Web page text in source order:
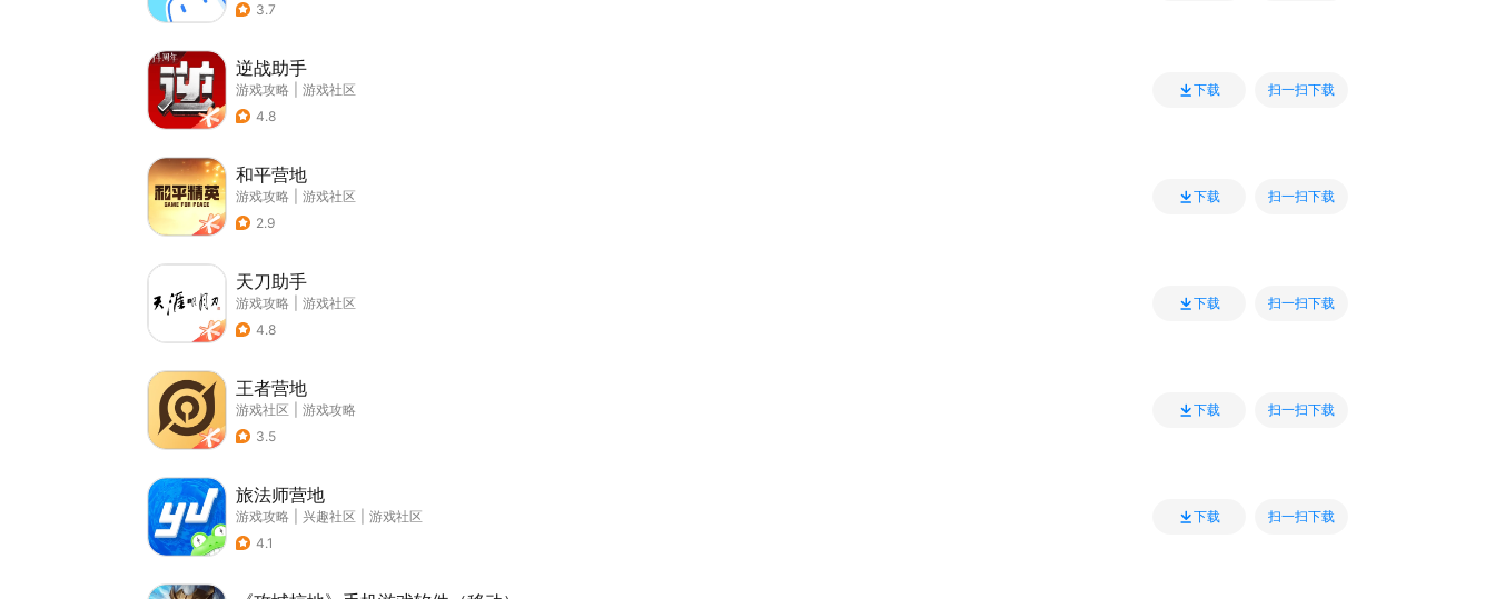
3.7
逆战助手
游戏攻略
游戏社区
4.8
下载 扫一扫下载
和平营地
游戏攻略
游戏社区
2.9
下载 扫一扫下载
天刀助手
游戏攻略
游戏社区
4.8
下载 扫一扫下载
王者营地
游戏社区
游戏攻略
3.5
下载 扫一扫下载
旅法师营地
游戏攻略 兴趣社区
游戏社区
4.1
下载 扫一扫下载